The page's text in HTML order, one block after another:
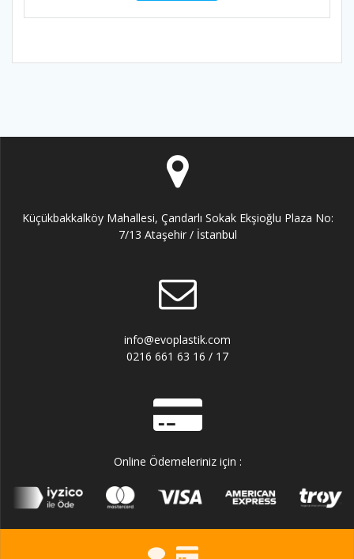
Küçükbakkalköy Mahallesi, Çandarlı Sokak Ekşioğlu Plaza No:
7/13 Ataşehir / İstanbul
info@evoplastik.com
0216 661 63 16 / 17
Online Ödemeleriniz için :